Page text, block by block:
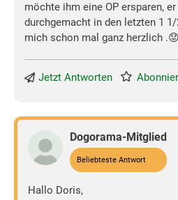
möchte ihm eine OP ersparen,
durchgemacht in den letzten 1
mich schon mal ganz herzlich .😟
Jetzt Antworten
Dogorama-Mitglied
Beliebteste Antwort
Hallo Doris,